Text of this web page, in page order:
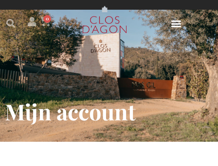
0
Mijn account